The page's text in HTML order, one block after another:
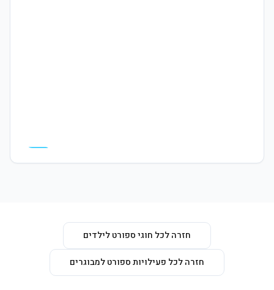
המרכז פתוח לקהל הרחב, תבואו לבקר
חזרה לכל חוגי ספורט לילדים
חזרה לכל פעילויות ספורט למבוגרים